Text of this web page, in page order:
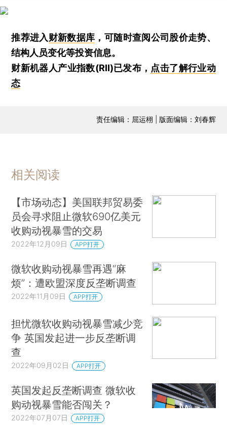
推荐进入财新数据库 ，可随时查阅公司股价走势、
结构人员变化等投资信息。
财新机器人产业指数(RII)已发布， 点击了解行业动
态
责任编辑：屈运栩 | 版面编辑：刘春辉
相关阅读
【市场动态】美国联邦贸易委
员会寻求阻止微软690亿美元
收购动视暴雪的交易
2022年12月09日 APP打开
微软收购动视暴雪再遇“麻
烦”：遭欧盟深度反垄断调查
2022年11月09日 APP打开
担忧微软收购动视暴雪减少竞
争 英国发起进一步反垄断调
查
2022年09月02日 APP打开
英国发起反垄断调查 微软收
购动视暴雪能否闯关？
2022年07月07日 APP打开